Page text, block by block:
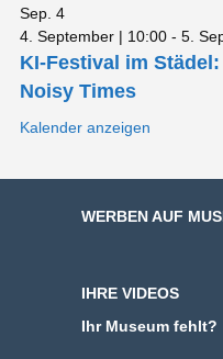
Sep. 4
4. September | 10:00 - 5.
KI-Festival im
Noisy Times
Kalender anzeigen
WERBEN AUF
IHRE VIDEOS
Ihr Museum fehlt?